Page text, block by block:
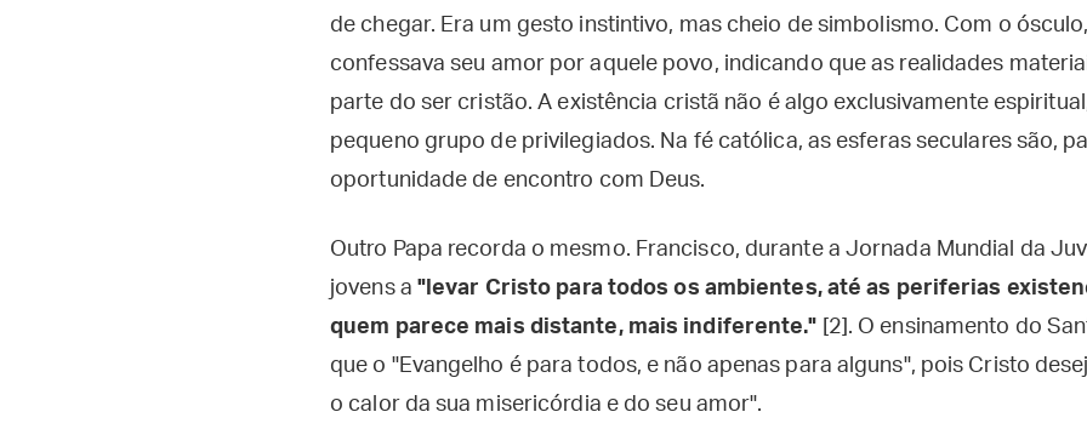
de chegar. Era um gesto instintivo, mas cheio de simbolismo. Com o ósculo,
confessava seu amor por aquele povo, indicando que as realidades
parte do ser cristão. A existência cristã não é algo exclusivamente
pequeno grupo de privilegiados. Na fé católica, as esferas seculares são,
oportunidade de encontro com Deus.
Outro Papa recorda o mesmo. Francisco, durante a Jornada Mundial da
jovens a "levar Cristo para todos os ambientes, até as periferias
quem parece mais distante, mais indiferente." [2]. O ensinamento do
que o "Evangelho é para todos, e não apenas para alguns", pois Cristo
o calor da sua misericórdia e do seu amor".